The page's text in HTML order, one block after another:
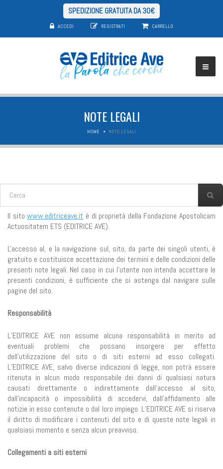
SPEDIZIONE GRATUITA DA 30€
ACCEDI REGISTRATI CARRELLO
NOTE LEGALI
HOME NOTE LEGALI
FORM DI RICERCA
Il sitowww.editriceave.it è di proprietà della Fondazione Apostolicam
Actuositatem ETS (EDITRICE AVE).
L'accesso al, e la navigazione sul, sito, da parte dei singoli utenti, è
gratuito e costituisce accettazione dei termini e delle condizioni delle
presenti note legali. Nel caso in cui l’utente non intenda accettare le
presenti condizioni, è sufficiente che si astenga dal navigare sulle
pagine del sito.
Responsabilità
L’EDITRICE AVE non assume alcuna responsabilità in merito ad
eventuali problemi che possano insorgere per effetto
dell’utilizzazione del sito o di siti esterni ad esso collegati.
L’EDITRICE AVE, salvo diverse indicazioni di legge, non potrà essere
ritenuta in alcun modo responsabile dei danni di qualsiasi natura
causati direttamente o indirettamente dall’accesso al sito,
dall’incapacità o impossibilità di accedervi, dall’affidamento alle
notizie in esso contenute o dal loro impiego. L’EDITRICE AVE si riserva
il diritto di modificare i contenuti del sito e di queste note legali in
qualsiasi momento e senza alcun preavviso.
Collegamenti a siti esterni